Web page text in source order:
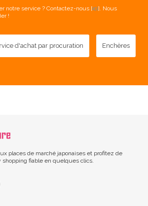
notre service ? Contactez-nous [ici]. Nous
!
d'achat par procuration Enchères
places de marché japonaises et profitez de
shopping fiable en quelques clics.